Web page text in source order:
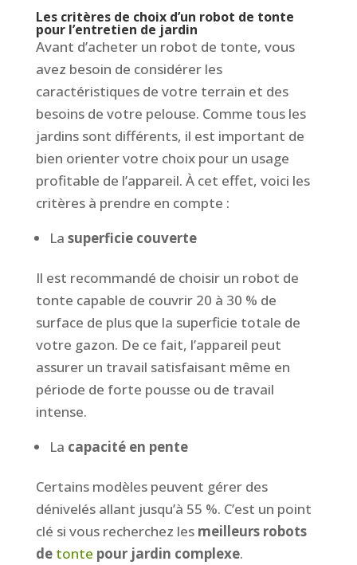
Les critères de choix d’un robot de tonte
pour l’entretien de jardin
Avant d’acheter un robot de tonte, vous
avez besoin de considérer les
caractéristiques de votre terrain et des
besoins de votre pelouse. Comme tous les
jardins sont différents, il est important de
bien orienter votre choix pour un usage
profitable de l’appareil. À cet effet, voici les
critères à prendre en compte :
La superficie couverte
Il est recommandé de choisir un robot de
tonte capable de couvrir 20 à 30 % de
surface de plus que la superficie totale de
votre gazon. De ce fait, l’appareil peut
assurer un travail satisfaisant même en
période de forte pousse ou de travail
intense.
La capacité en pente
Certains modèles peuvent gérer des
dénivelés allant jusqu’à 55 %. C’est un point
clé si vous recherchez les meilleurs robots
de tonte pour jardin complexe.